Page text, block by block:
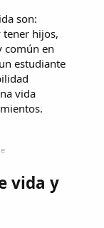
son:
tener hijos,
común en
estudiante
vida
vida y